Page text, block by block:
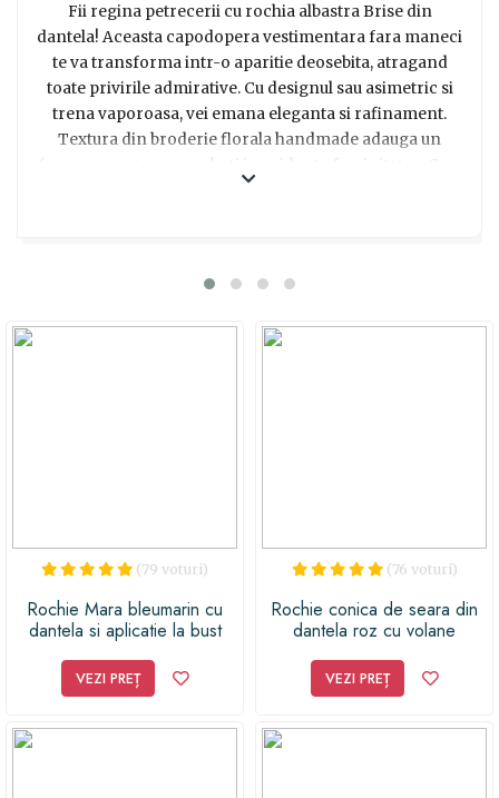
Fii regina petrecerii cu rochia albastra Brise din
dantela! Aceasta capodopera vestimentara fara maneci
te va transforma intr-o aparitie deosebita, atragand
toate privirile admirative. Cu designul sau asimetric si
trena vaporoasa, vei emana eleganta si rafinament.
Textura din broderie florala handmade adauga un
farmec aparte, punandu-ti in evidenta feminitatea. Cu o
pentru zilele calde de vara. Indrazneste sa fii diferita si
eleganta de seara. Nu exista nicio indoiala ca vei face o
(79 voturi)
Rochie Mara bleumarin cu
dantela si aplicatie la bust
VEZI PREȚ
(76 voturi)
Rochie conica de seara din
dantela roz cu volane
VEZI PREȚ